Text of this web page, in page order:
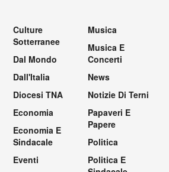
Culture
Sotterranee
Dal Mondo
Dall'Italia
Diocesi TNA
Economia
Economia E
Sindacale
Eventi
Musica
Musica E
Concerti
News
Notizie Di Terni
Papaveri E
Papere
Politica
Politica E